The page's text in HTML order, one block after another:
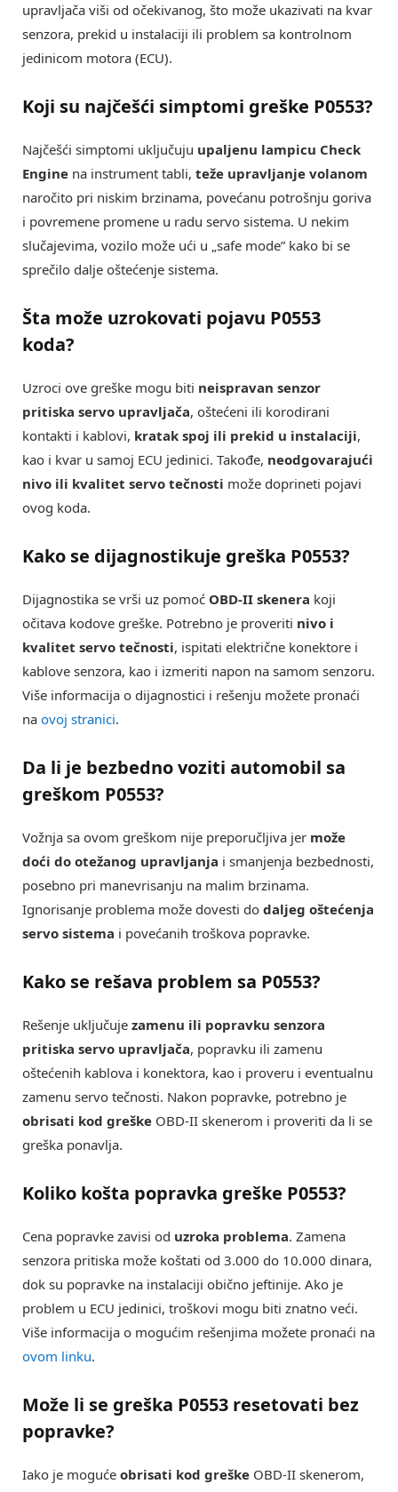
upravljača viši od očekivanog, što može ukazivati na kvar
senzora, prekid u instalaciji ili problem sa kontrolnom
jedinicom motora (ECU).
Koji su najčešći simptomi greške P0553?
Najčešći simptomi uključuju upaljenu lampicu Check
Engine na instrument tabli, teže upravljanje volanom
naročito pri niskim brzinama, povećanu potrošnju goriva
i povremene promene u radu servo sistema. U nekim
slučajevima, vozilo može ući u „safe mode” kako bi se
sprečilo dalje oštećenje sistema.
Šta može uzrokovati pojavu P0553
koda?
Uzroci ove greške mogu biti neispravan senzor
pritiska servo upravljača, oštećeni ili korodirani
kontakti i kablovi, kratak spoj ili prekid u instalaciji,
kao i kvar u samoj ECU jedinici. Takođe, neodgovarajući
nivo ili kvalitet servo tečnosti može doprineti pojavi
ovog koda.
Kako se dijagnostikuje greška P0553?
Dijagnostika se vrši uz pomoć OBD-II skenera koji
očitava kodove greške. Potrebno je proveriti nivo i
kvalitet servo tečnosti, ispitati električne konektore i
kablove senzora, kao i izmeriti napon na samom senzoru.
Više informacija o dijagnostici i rešenju možete pronaći
na ovoj stranici.
Da li je bezbedno voziti automobil sa
greškom P0553?
Vožnja sa ovom greškom nije preporučljiva jer može
doći do otežanog upravljanja i smanjenja bezbednosti,
posebno pri manevrisanju na malim brzinama.
Ignorisanje problema može dovesti do daljeg oštećenja
servo sistema i povećanih troškova popravke.
Kako se rešava problem sa P0553?
Rešenje uključuje zamenu ili popravku senzora
pritiska servo upravljača, popravku ili zamenu
oštećenih kablova i konektora, kao i proveru i eventualnu
zamenu servo tečnosti. Nakon popravke, potrebno je
obrisati kod greške OBD-II skenerom i proveriti da li se
greška ponavlja.
Koliko košta popravka greške P0553?
Cena popravke zavisi od uzroka problema. Zamena
senzora pritiska može koštati od 3.000 do 10.000 dinara,
dok su popravke na instalaciji obično jeftinije. Ako je
problem u ECU jedinici, troškovi mogu biti znatno veći.
Više informacija o mogućim rešenjima možete pronaći na
ovom linku.
Može li se greška P0553 resetovati bez
popravke?
Iako je moguće obrisati kod greške OBD-II skenerom,